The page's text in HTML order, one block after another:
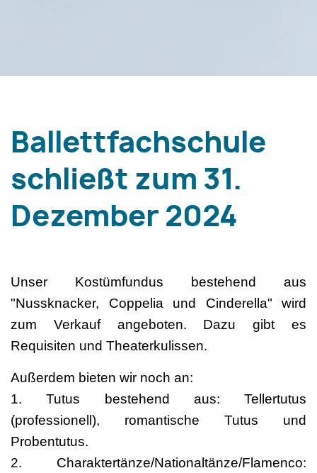
Ballettfachschule
schließt zum 31.
Dezember 2024
Unser Kostümfundus bestehend aus
"Nussknacker, Coppelia und Cinderella" wird
zum Verkauf angeboten. Dazu gibt es
Requisiten und Theaterkulissen.
Außerdem bieten wir noch an:
1. Tutus bestehend aus: Tellertutus
(professionell), romantische Tutus und
Probentutus.
2. Charaktertänze/Nationaltänze/Flamenco: